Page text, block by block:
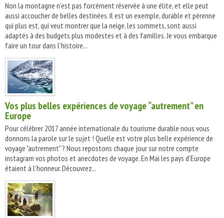
Non la montagne n'est pas forcément réservée à une élite, et elle peut
aussi accoucher de belles destinées. Il est un exemple, durable et pérenne
qui plus est, qui veut montrer que la neige, les sommets, sont aussi
adaptés à des budgets plus modestes et à des familles. Je vous embarque
faire un tour dans l’histoire...
Vos plus belles expériences de voyage “autrement” en
Europe
Pour célébrer 2017 année internationale du tourisme durable nous vous
donnons la parole sur le sujet ! Quelle est votre plus belle expérience de
voyage "autrement" ? Nous repostons chaque jour sur notre compte
instagram vos photos et anecdotes de voyage. En Mai les pays d'Europe
étaient à l'honneur. Découvrez...